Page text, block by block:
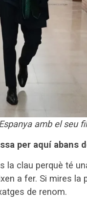
amb el seu
per aquí abans
la clau perquè té
a fer. Si mires la
de renom.